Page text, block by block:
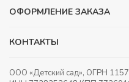
ОФОРМЛЕНИЕ ЗАКАЗА
КОНТАКТЫ
ООО «Детский сад», ОГРН